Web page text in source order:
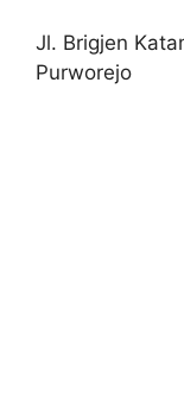
Jl. Brigjen
Purworejo